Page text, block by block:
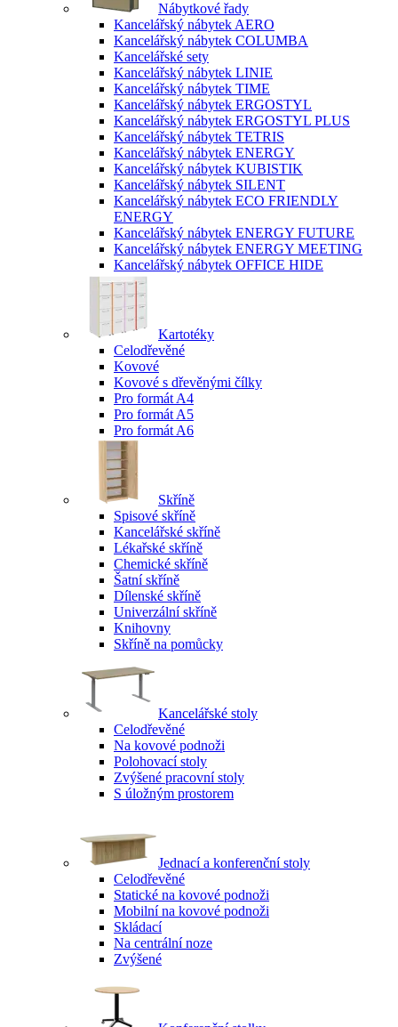
Nábytkové řady
Kancelářský nábytek AERO
Kancelářský nábytek COLUMBA
Kancelářské sety
Kancelářský nábytek LINIE
Kancelářský nábytek TIME
Kancelářský nábytek ERGOSTYL
Kancelářský nábytek ERGOSTYL PLUS
Kancelářský nábytek TETRIS
Kancelářský nábytek ENERGY
Kancelářský nábytek KUBISTIK
Kancelářský nábytek SILENT
Kancelářský nábytek ECO FRIENDLY
ENERGY
Kancelářský nábytek ENERGY FUTURE
Kancelářský nábytek ENERGY MEETING
Kancelářský nábytek OFFICE HIDE
Kartotéky
Celodřevěné
Kovové
Kovové s dřevěnými čílky
Pro formát A4
Pro formát A5
Pro formát A6
Skříně
Spisové skříně
Kancelářské skříně
Lékařské skříně
Chemické skříně
Šatní skříně
Dílenské skříně
Univerzální skříně
Knihovny
Skříně na pomůcky
Kancelářské stoly
Celodřevěné
Na kovové podnoži
Polohovací stoly
Zvýšené pracovní stoly
S úložným prostorem
Jednací a konferenční stoly
Celodřevěné
Statické na kovové podnoži
Mobilní na kovové podnoži
Skládací
Na centrální noze
Zvýšené